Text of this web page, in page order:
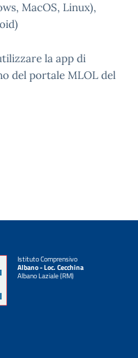
MacOS, Linux),
la app di
del portale MLOL del
Istituto Comprensivo
Albano - Loc. Cecchina
Albano Laziale (RM)